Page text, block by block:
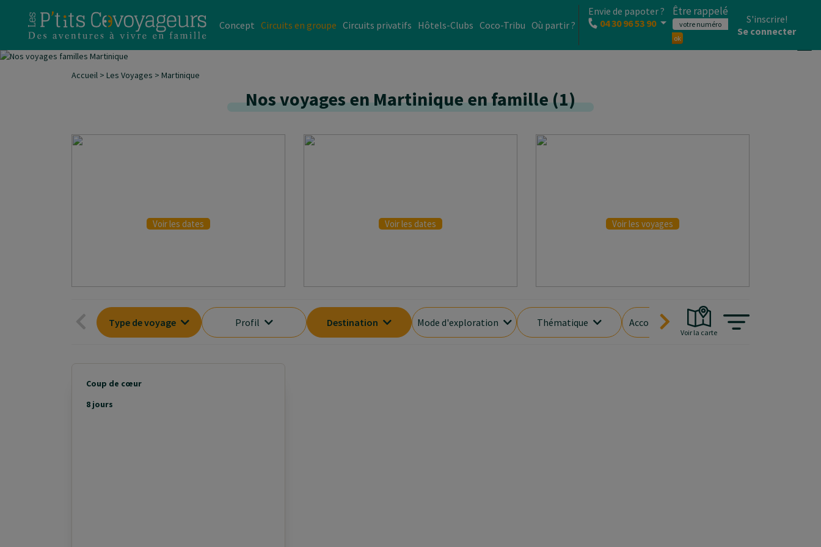
Concept Circuits en groupe Circuits privatifs Hôtels-Clubs Coco-Tribu Où partir ?
Envie de papoter ?
04 30 96 53 90
Être rappelé
ok
S'inscrire!
Se connecter
Accueil > Les Voyages > Martinique
Nos voyages en Martinique en famille (1)
Voir les dates Voir les dates Voir les voyages
Type de voyage Profil Destination Mode d'exploration Thématique Accompagnement Âge des enfants
Voir la carte
Coup de cœur
8 jours